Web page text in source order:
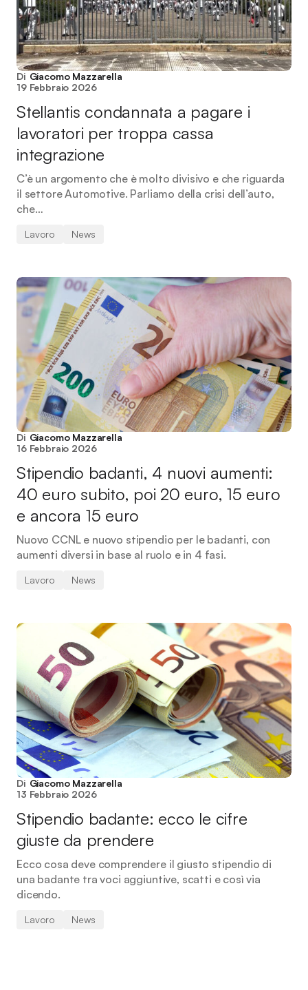
Di Giacomo Mazzarella
19 Febbraio 2026
Stellantis condannata a pagare i
lavoratori per troppa cassa
integrazione
C’è un argomento che è molto divisivo e che riguarda
il settore Automotive. Parliamo della crisi dell’auto,
che…
Lavoro News
Di Giacomo Mazzarella
16 Febbraio 2026
Stipendio badanti, 4 nuovi aumenti:
40 euro subito, poi 20 euro, 15 euro
e ancora 15 euro
Nuovo CCNL e nuovo stipendio per le badanti, con
aumenti diversi in base al ruolo e in 4 fasi.
Lavoro News
Di Giacomo Mazzarella
13 Febbraio 2026
Stipendio badante: ecco le cifre
giuste da prendere
Ecco cosa deve comprendere il giusto stipendio di
una badante tra voci aggiuntive, scatti e così via
dicendo.
Lavoro News